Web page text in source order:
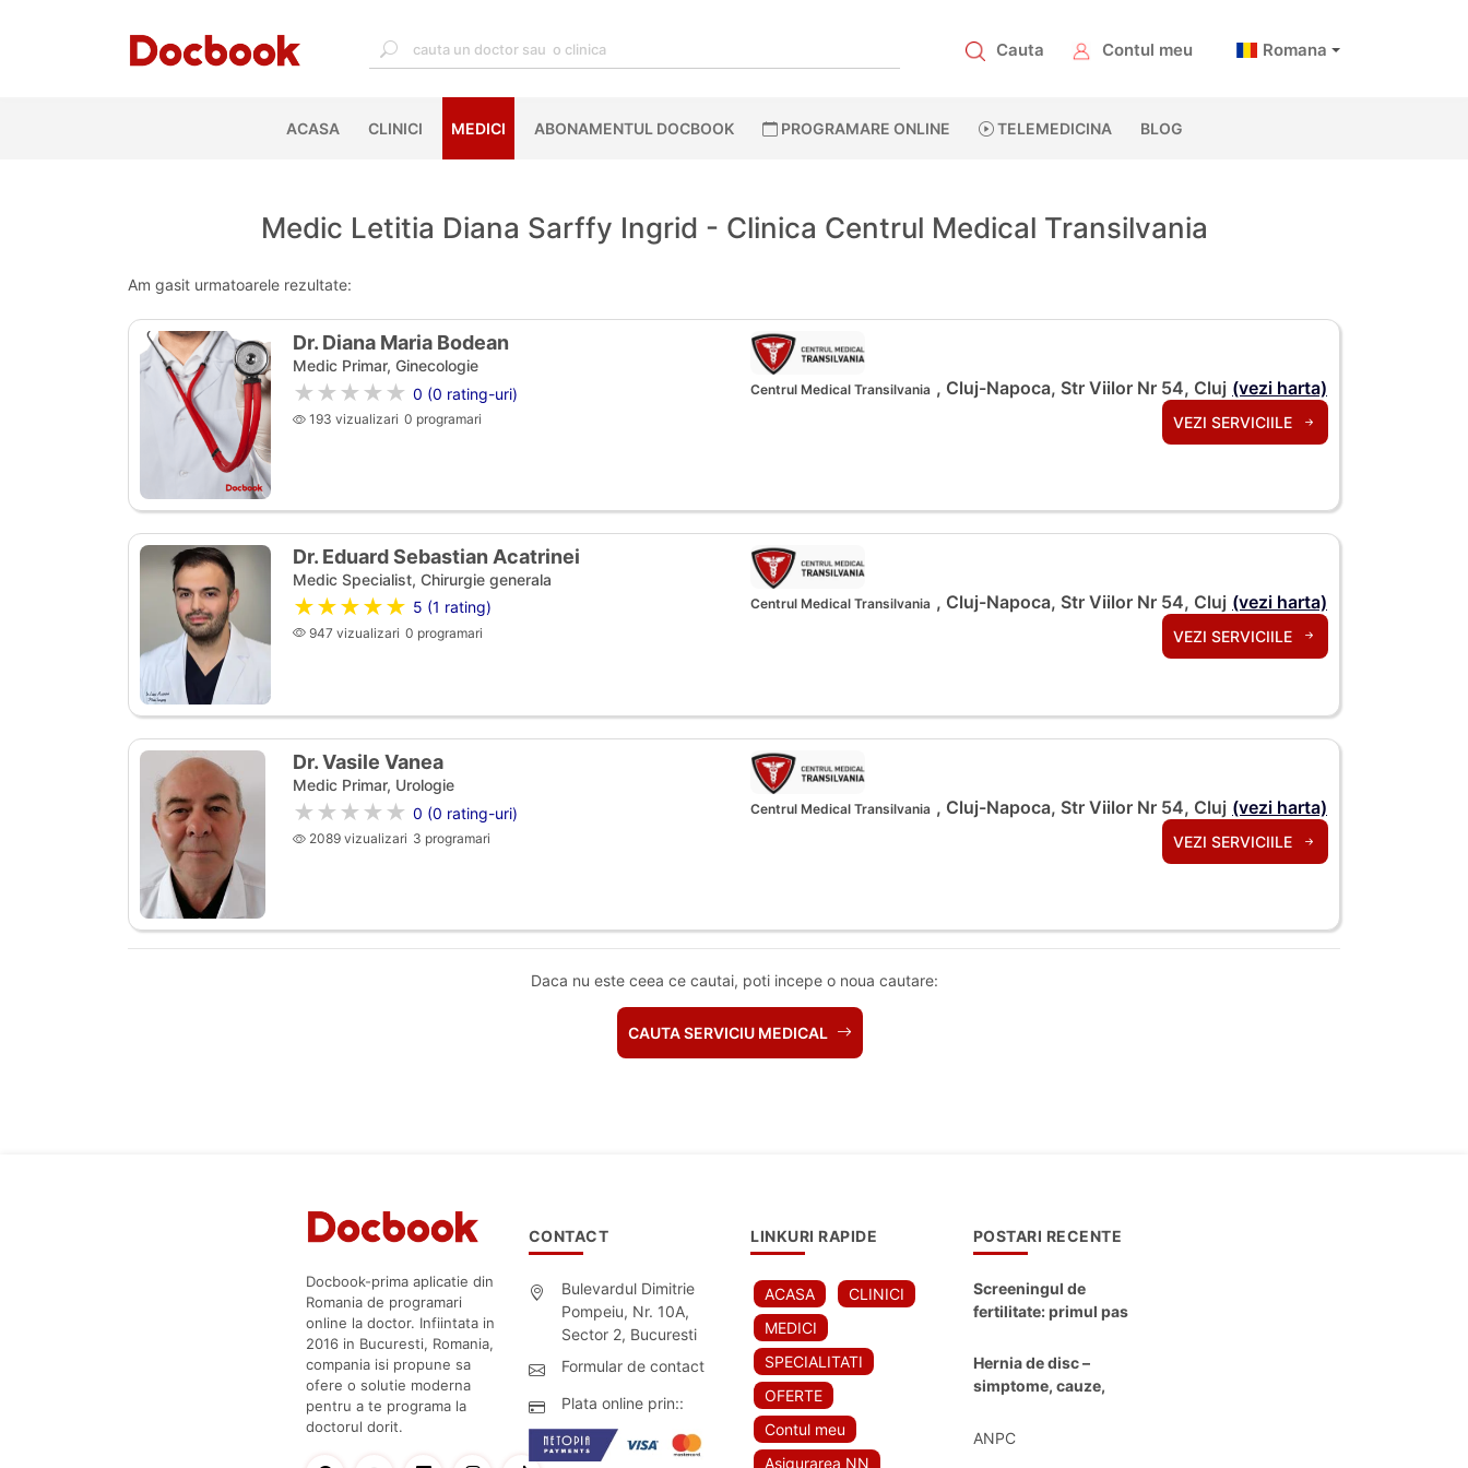
Cauta Contul meu Romana
ACASA(CURRENT)
CLINICI MEDICI ABONAMENTUL DOCBOOK PROGRAMARE ONLINE TELEMEDICINA BLOG
Medic Letitia Diana Sarffy Ingrid - Clinica Centrul Medical Transilvania
Am gasit urmatoarele rezultate:
Dr. Diana Maria Bodean
Medic Primar, Ginecologie
★★★★★ 0 (0 rating-uri)
193 vizualizari 0 programari
Centrul Medical Transilvania , Cluj-Napoca, Str Viilor Nr 54, Cluj (vezi harta)
VEZI SERVICIILE
Dr. Eduard Sebastian Acatrinei
Medic Specialist, Chirurgie generala
★★★★★ 5 (1 rating)
947 vizualizari 0 programari
Centrul Medical Transilvania , Cluj-Napoca, Str Viilor Nr 54, Cluj (vezi harta)
VEZI SERVICIILE
Dr. Vasile Vanea
Medic Primar, Urologie
★★★★★ 0 (0 rating-uri)
2089 vizualizari 3 programari
Centrul Medical Transilvania , Cluj-Napoca, Str Viilor Nr 54, Cluj (vezi harta)
VEZI SERVICIILE
Daca nu este ceea ce cautai, poti incepe o noua cautare:
CAUTA SERVICIU MEDICAL
Docbook-prima aplicatie din
Romania de programari
online la doctor. Infiintata in
2016 in Bucuresti, Romania,
compania isi propune sa
ofere o solutie moderna
pentru a te programa la
doctorul dorit.
CONTACT
Bulevardul Dimitrie
Pompeiu, Nr. 10A,
Sector 2, Bucuresti
Formular de contact
Plata online prin::
LINKURI RAPIDE
ACASA
CLINICI
MEDICI
SPECIALITATI
OFERTE
Contul meu
Asigurarea NN
POSTARI RECENTE
Screeningul de
fertilitate: primul pas
Hernia de disc –
simptome, cauze,
moderne de
ANPC